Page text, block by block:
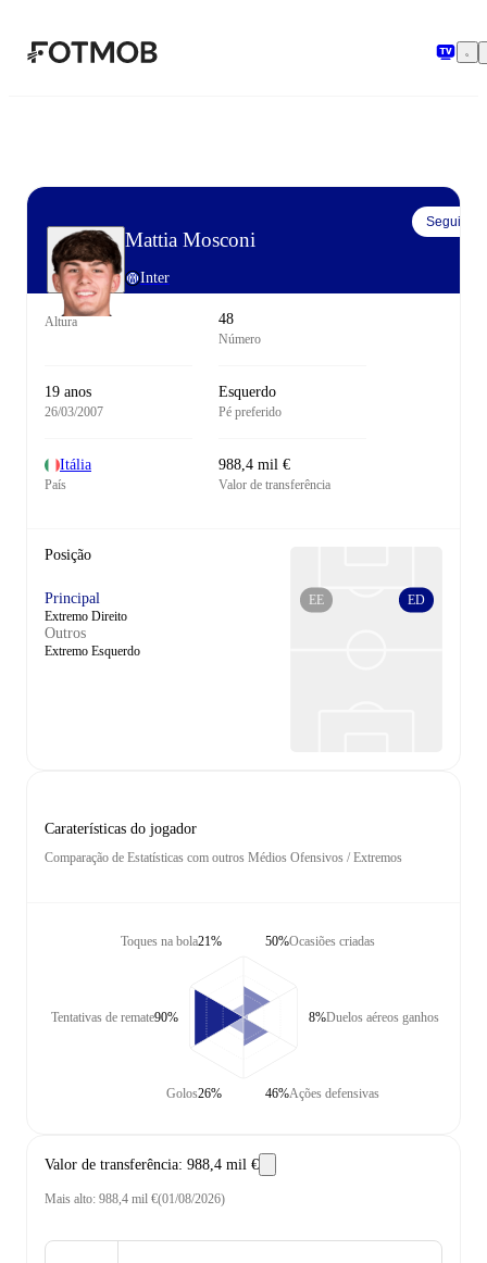
Mattia Mosconi
Inter
Seguir
Altura 48
Número
19 anos
26/03/2007
Esquerdo
Pé preferido
Itália
País
988,4 mil €
Valor de transferência
Posição
Principal
Extremo Direito
Outros
Extremo Esquerdo
ED
EE
Caraterísticas do jogador
Comparação de Estatísticas com outros Médios Ofensivos / Extremos
Toques na bola21%
Tentativas de remate90%
Golos26%
Ocasiões criadas
50%
Duelos aéreos ganhos
8%
Ações defensivas
46%
Valor de transferência: 988,4 mil €
Mais alto: 988,4 mil €(01/08/2026)